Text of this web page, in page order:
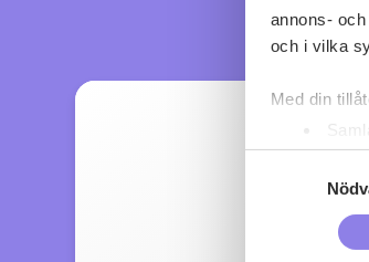
annons-
och i vilka
Med din
Ta reda på
eller dra